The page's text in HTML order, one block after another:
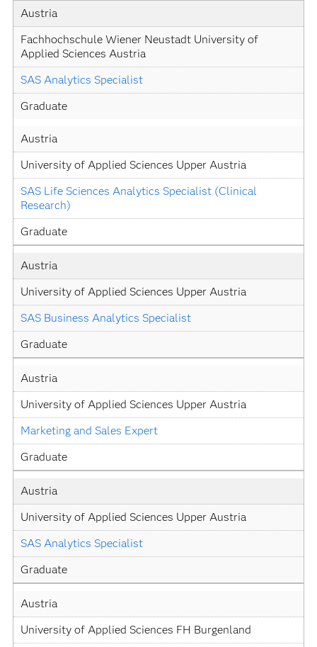
Country
University
Academic
Specialization
Level
Austria
Fachhochschule Wiener Neustadt University of
Applied Sciences Austria
SAS Analytics Specialist
Graduate
Austria
University of Applied Sciences Upper Austria
SAS Life Sciences Analytics Specialist (Clinical
Research)
Graduate
Austria
University of Applied Sciences Upper Austria
SAS Business Analytics Specialist
Graduate
Austria
University of Applied Sciences Upper Austria
Marketing and Sales Expert
Graduate
Austria
University of Applied Sciences Upper Austria
SAS Analytics Specialist
Graduate
Austria
University of Applied Sciences FH Burgenland